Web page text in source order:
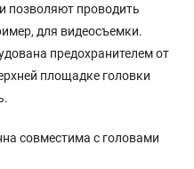
позволяют проводить
для видеосъемки.
предохранителем от
площадке головки
совместима с головами